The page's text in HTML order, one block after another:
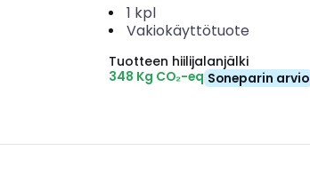
1 kpl
Vakiokäyttötuote
Tuotteen hiilijalanjälki
348 Kg CO₂-eq Soneparin arvio